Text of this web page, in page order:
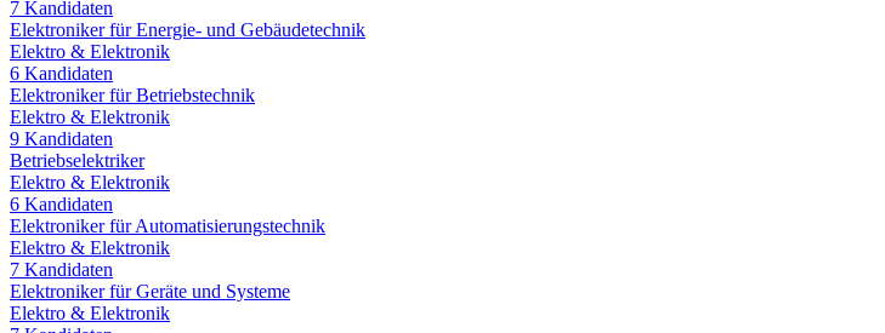
7 Kandidaten
Elektroniker für Energie- und Gebäudetechnik
Elektro & Elektronik
6 Kandidaten
Elektroniker für Betriebstechnik
Elektro & Elektronik
9 Kandidaten
Betriebselektriker
Elektro & Elektronik
6 Kandidaten
Elektroniker für Automatisierungstechnik
Elektro & Elektronik
7 Kandidaten
Elektroniker für Geräte und Systeme
Elektro & Elektronik